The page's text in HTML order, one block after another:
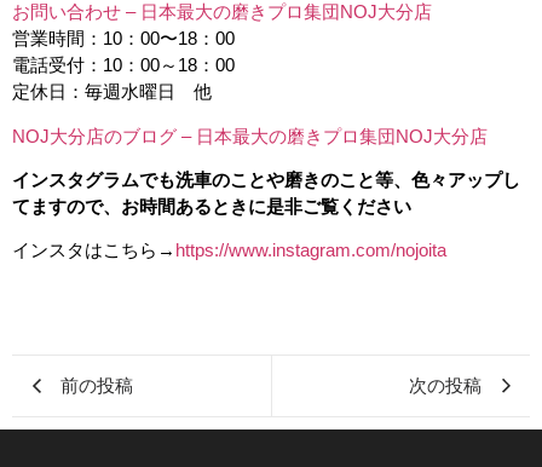
お問い合わせ – 日本最大の磨きプロ集団NOJ大分店
営業時間：10：00〜18：00
電話受付：10：00～18：00
定休日：毎週水曜日 他
NOJ大分店のブログ – 日本最大の磨きプロ集団NOJ大分店
インスタグラムでも洗車のことや磨きのこと等、色々アップし
てますので、お時間あるときに是非ご覧ください
インスタはこちら→ https://www.instagram.com/nojoita
前の投稿 次の投稿